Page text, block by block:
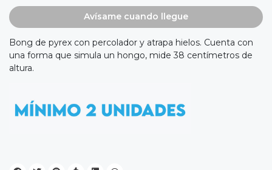
Avísame cuando llegue
Bong de pyrex con percolador y atrapa hielos. Cuenta con
una forma que simula un hongo, mide 38 centímetros de
altura.